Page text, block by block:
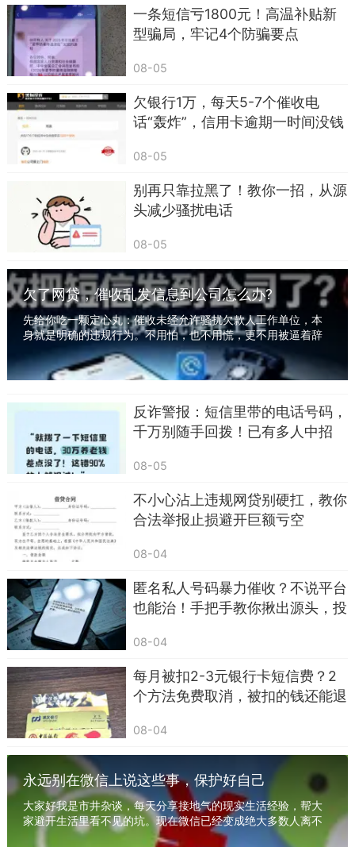
xxx
很多人一看标题很正规，就忍不住点进去。
接，一律不要点。
这些都是钓鱼网站，做得和官方页面一模一
样，让你输入身份证、银行卡号、手机号、验证
码，你只要一填，卡里的钱瞬间被划走。
还有更隐蔽的，点一下链接，手机就悄悄植入
木马病毒，后台窃取你的通讯录、银行卡信息、支
付密码，全程你毫无察觉。
记住一句话：陌生短信带链接，不用看内容，
直接删除，绝不点开。
二、让你点击“退订、回T退订”的营销短信，直接删
掉
很多人经常收到这类短信：
回复T退订、回复N取消、回TD拒收
不少人觉得烦，就乖乖回复T，想退订省事。
殊不知，你一回复，就等于告诉对方：这个手
机号是活人、有人在用。
接下来你的号码就会被打包卖给各类推销公
司、诈骗团伙，往后垃圾短信、诈骗电话会成倍增
加，越退订越多。
正确做法：不要回复任何字母、不要搭理，直
接删掉，拉黑号码，比回T管用一百倍。
三、冒充快递、物流异常、包裹滞留的短信，一律
不信
最近几年，冒充快递的诈骗短信泛滥成灾，也
是中招人数最多的一类。
常见话术：
一条短信亏1800元！高温补贴新
型骗局，牢记4个防骗要点
08-05
欠银行1万，每天5-7个催收电
话“轰炸”，信用卡逾期一时间没钱
08-05
别再只靠拉黑了！教你一招，从源
头减少骚扰电话
08-05
欠了网贷，催收乱发信息到公司怎么办?
先给你吃一颗定心丸：催收未经允许骚扰欠款人工作单位，本
身就是明确的违规行为。不用怕，也不用慌，更不用被逼着辞
职。有一套完整可操作的维权方法，照着做，既...
反诈警报：短信里带的电话号码，
千万别随手回拨！已有多人中招
08-05
不小心沾上违规网贷别硬扛，教你
合法举报止损避开巨额亏空
08-04
匿名私人号码暴力催收？不说平台
也能治！手把手教你揪出源头，投
08-04
每月被扣2-3元银行卡短信费？2
个方法免费取消，被扣的钱还能退
08-04
永远别在微信上说这些事，保护好自己
大家好我是市井杂谈，每天分享接地气的现实生活经验，帮大
家避开生活里看不见的坑。现在微信已经变成绝大多数人离不
开的沟通工具，工作对接、家庭聊天、朋友闲聊...